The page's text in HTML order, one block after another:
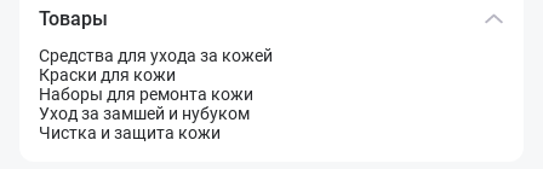
Товары
Средства для ухода за кожей
Краски для кожи
Наборы для ремонта кожи
Уход за замшей и нубуком
Чистка и защита кожи